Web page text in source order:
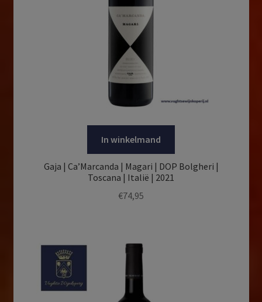
In winkelmand
Gaja | Ca’Marcanda | Magari | DOP Bolgheri |
Toscana | Italië | 2021
€74,95